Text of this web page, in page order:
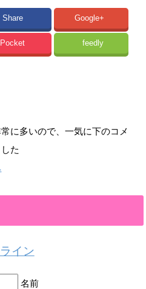
Share Google+
Pocket feedly
に多いので、一気に下のコメ
た
イン
名前